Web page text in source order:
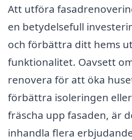
Att utföra
en betydelsefull
och förbättra ditt hems
funktionalitet. Oavsett
renovera för att öka
förbättra isoleringen
fräscha upp fasaden, är
inhandla flera